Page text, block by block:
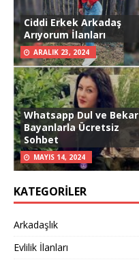
Ciddi Erkek Arkadaş
Arıyorum İlanları
ARALIK 23, 2024
Whatsapp Dul ve Bekar
Bayanlarla Ücretsiz
Sohbet
MAYIS 14, 2024
KATEGORILER
Arkadaşlık
Evlilik İlanları